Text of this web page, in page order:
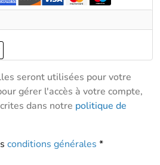
seront utilisées pour votre
gérer l'accès à votre compte,
dans notre politique de
conditions générales *